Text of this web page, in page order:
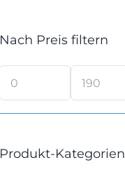
Nach Preis filtern
Min.
Max.
Produkt-Kategorien